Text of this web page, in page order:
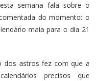
semana fala sobre o
do momento: o
maia para o dia 21
dos astros fez com que a
precisos que